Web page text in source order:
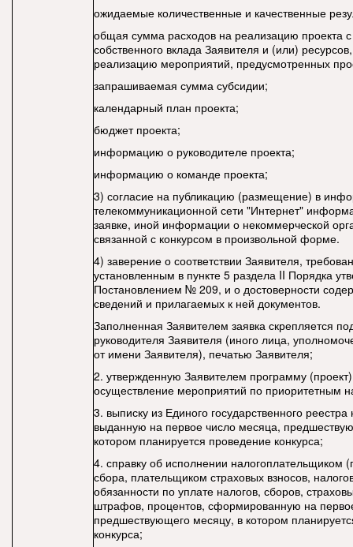
ожидаемые количественные и качественные
общая сумма расходов на реализацию проекта
собственного вклада Заявителя и (или)
реализацию мероприятий, предусмотренных
запрашиваемая сумма субсидии;
календарный план проекта;
бюджет проекта;
информацию о руководителе проекта;
информацию о команде проекта;
3) согласие на публикацию (размещение) в
телекоммуникационной сети "Интернет"
заявке, иной информации о некоммерческой
связанной с конкурсом в произвольной форме.
4) заверение о соответствии Заявителя,
установленным в пункте 5 раздела II Порядка
Постановлением № 209, и о достоверности
сведений и прилагаемых к ней документов.
Заполненная Заявителем заявка скрепляется
руководителя Заявителя (иного лица,
от имени Заявителя), печатью Заявителя;
2. утвержденную Заявителем программу
осуществление мероприятий по приоритетным
3. выписку из Единого государственного
выданную на первое число месяца,
котором планируется проведение конкурса;
4. справку об исполнении налогоплательщиком
сбора, плательщиком страховых взносов,
обязанности по уплате налогов, сборов,
штрафов, процентов, сформированную на
предшествующего месяцу, в котором
конкурса;